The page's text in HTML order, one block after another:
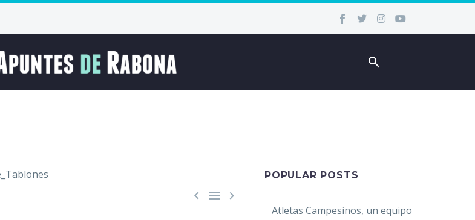
  
POPULAR POSTS
Atletas Campesinos, un equipo